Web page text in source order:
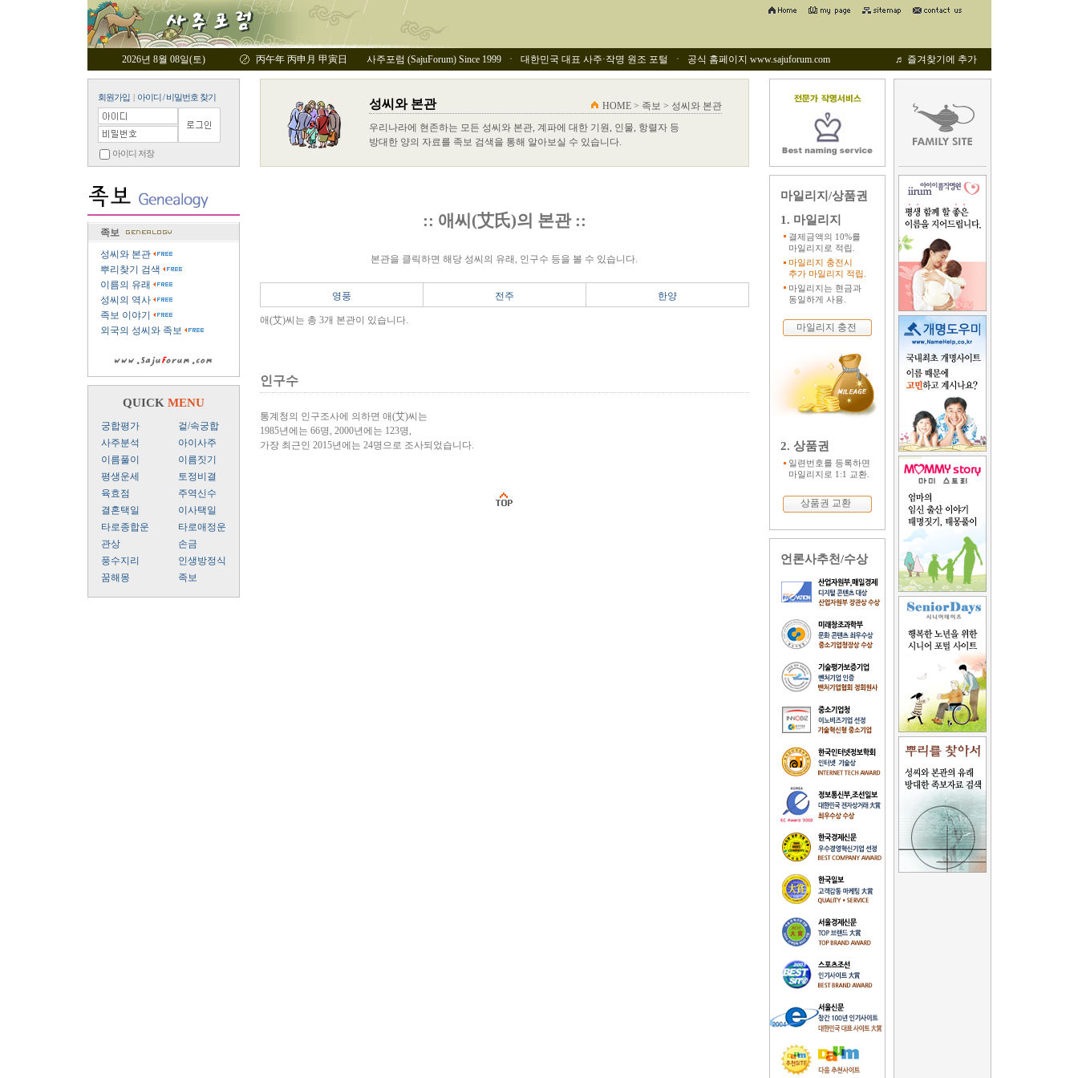
2026년 8월 08일(토) 丙午年 丙申月 甲寅日 사주포럼 (SajuForum) Since 1999 ㆍ 대한민국 대표 사주·작명 원조 포털 ㆍ 공식 홈페이지 www.sajuforum.com ♬ 즐겨찾기에 추가
회원가입| 아이디 / 비밀번호 찾기
아이디 저장
족보
성씨와 본관
뿌리찾기 검색
이름의 유래
성씨의 역사
족보 이야기
외국의 성씨와 족보
QUICK MENU
궁합평가
겉/속궁합
사주분석
아이사주
이름풀이
이름짓기
평생운세
토정비결
육효점
주역신수
결혼택일
이사택일
타로종합운
타로애정운
관상
손금
풍수지리
인생방정식
꿈해몽
족보
성씨와 본관
HOME > 족보 > 성씨와 본관
우리나라에 현존하는 모든 성씨와 본관, 계파에 대한 기원, 인물, 항렬자 등
방대한 양의 자료를 족보 검색을 통해 알아보실 수 있습니다.
:: 애씨(艾氏)의 본관 ::
본관을 클릭하면 해당 성씨의 유래, 인구수 등을 볼 수 있습니다.
영풍 전주 한양
애(艾)씨는 총 3개 본관이 있습니다.
인구수
통계청의 인구조사에 의하면 애(艾)씨는
1985년에는 66명, 2000년에는 123명,
가장 최근인 2015년에는 24명으로 조사되었습니다.
마일리지/상품권
1. 마일리지
결제금액의 10%를
마일리지로 적립.
마일리지 충전시
추가 마일리지 적립.
마일리지는 현금과
동일하게 사용.
마일리지 충전
2. 상품권
일련번호를 등록하면
마일리지로 1:1 교환.
상품권 교환
언론사추천/수상